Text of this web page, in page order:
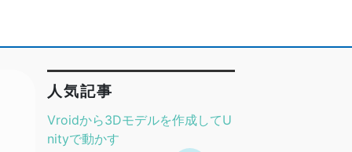
人気記事
Vroidから3Dモデルを作成してU
nityで動かす